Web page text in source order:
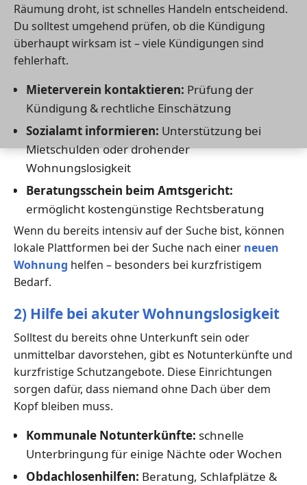
Räumung droht, ist schnelles Handeln entscheidend.
Du solltest umgehend prüfen, ob die Kündigung
überhaupt wirksam ist – viele Kündigungen sind
fehlerhaft.
Mieterverein kontaktieren: Prüfung der
Kündigung & rechtliche Einschätzung
Sozialamt informieren: Unterstützung bei
Mietschulden oder drohender
Wohnungslosigkeit
Beratungsschein beim Amtsgericht:
ermöglicht kostengünstige Rechtsberatung
Wenn du bereits intensiv auf der Suche bist, können
lokale Plattformen bei der Suche nach einer neuen
Wohnung helfen – besonders bei kurzfristigem
Bedarf.
2) Hilfe bei akuter Wohnungslosigkeit
Solltest du bereits ohne Unterkunft sein oder
unmittelbar davorstehen, gibt es Notunterkünfte und
kurzfristige Schutzangebote. Diese Einrichtungen
sorgen dafür, dass niemand ohne Dach über dem
Kopf bleiben muss.
Kommunale Notunterkünfte: schnelle
Unterbringung für einige Nächte oder Wochen
Obdachlosenhilfen: Beratung, Schlafplätze &